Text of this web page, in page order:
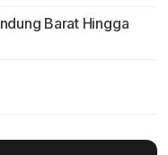
Barat Hingga